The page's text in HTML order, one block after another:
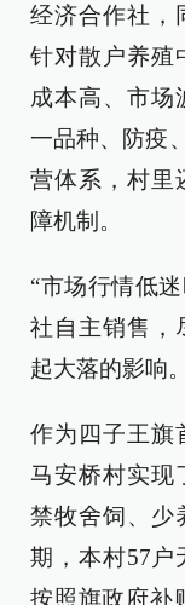
经济合作社，
针对散户养殖
成本高、市场
一品种、防疫
营体系，村里
障机制。
“市场行情低
社自主销售，
起大落的影响
作为四子王旗
马安桥村实现
禁牧舍饲、少
期，本村57户
按照旗政府补